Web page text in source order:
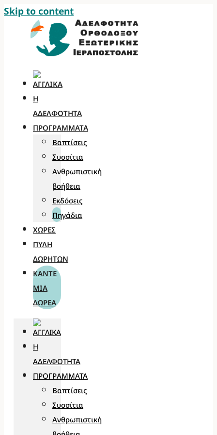
Skip to content
Η
ΑΔΕΛΦΌΤΗΤΑ
ΠΡΟΓΡΆΜΜΑΤΑ
Βαπτίσεις
Συσσίτια
Ανθρωπιστική
βοήθεια
Εκδόσεις
Πηγάδια
ΧΏΡΕΣ
ΠΎΛΗ
ΔΩΡΗΤΏΝ
ΚΆΝΤΕ
ΜΊΑ
ΔΩΡΕΆ
Η
ΑΔΕΛΦΌΤΗΤΑ
ΠΡΟΓΡΆΜΜΑΤΑ
Βαπτίσεις
Συσσίτια
Ανθρωπιστική